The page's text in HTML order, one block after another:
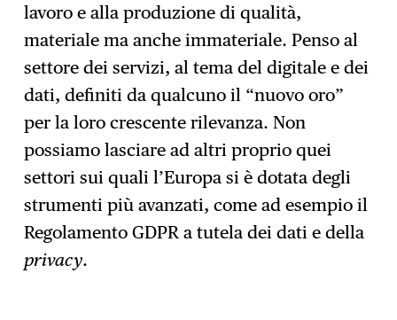
lavoro e alla produzione di qualità,
materiale ma anche immateriale. Penso al
settore dei servizi, al tema del digitale e dei
dati, definiti da qualcuno il “nuovo oro”
per la loro crescente rilevanza. Non
possiamo lasciare ad altri proprio quei
settori sui quali l’Europa si è dotata degli
strumenti più avanzati, come ad esempio il
Regolamento GDPR a tutela dei dati e della
privacy.